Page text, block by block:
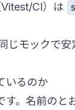
CI）は
モックで安
いるのか
。名前のと